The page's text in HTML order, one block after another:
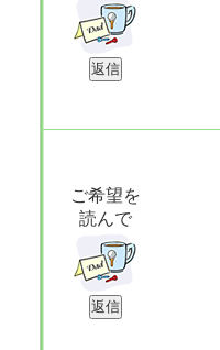
ご希望を
読んで